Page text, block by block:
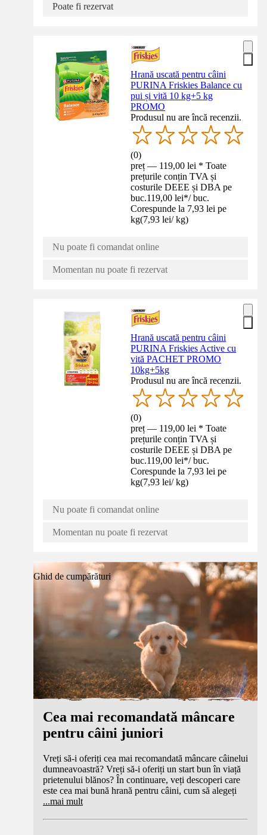
Poate fi rezervat
Hrană uscată pentru câini
PURINA Friskies Balance cu
pui și vită 10 kg+5 kg
PROMO
Produsul nu are încă recenzii.
(0)
preț — 119,00 lei * Toate
prețurile conțin TVA și
costurile DEEE și DBA pe
buc.119,00 lei*/ buc.
Corespunde la 7,93 lei pe
kg(7,93 lei/ kg)
Nu poate fi comandat online
Momentan nu poate fi rezervat
Hrană uscată pentru câini
PURINA Friskies Active cu
vită PACHET PROMO
10kg+5kg
Produsul nu are încă recenzii.
(0)
preț — 119,00 lei * Toate
prețurile conțin TVA și
costurile DEEE și DBA pe
buc.119,00 lei*/ buc.
Corespunde la 7,93 lei pe
kg(7,93 lei/ kg)
Nu poate fi comandat online
Momentan nu poate fi rezervat
Ghid de cumpărături
Cea mai recomandată mâncare
pentru câini juniori
Vreți să-i oferiți cea mai recomandată mâncare câinelui
dumneavoastră? Vreți să-i oferiți un start bun în viață
prietenului blănos? În continuare, veți descoperi care
este cea mai bună hrană pentru câini, cum să alegeți
...mai mult